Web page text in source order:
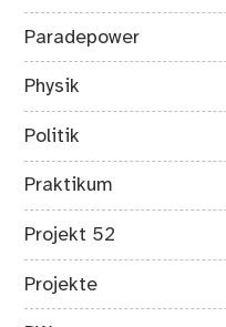
Paradepower
Physik
Politik
Praktikum
Projekt 52
Projekte